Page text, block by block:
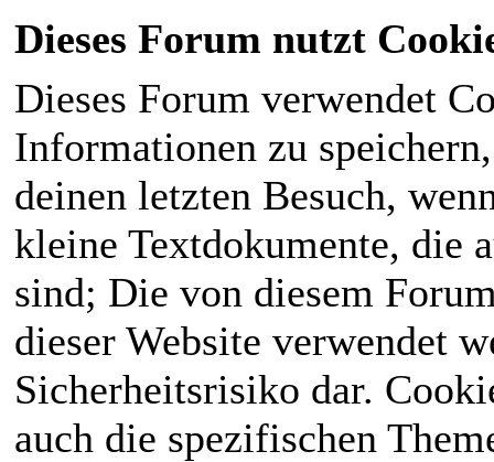
Dieses Forum nutzt
Dieses Forum verwendet
Informationen zu
deinen letzten Besuch,
kleine Textdokumente, die
sind; Die von diesem
dieser Website verwendet
Sicherheitsrisiko dar.
auch die spezifischen